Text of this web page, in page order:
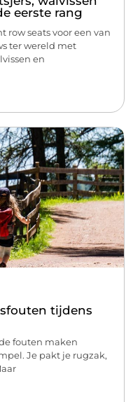
eerste rang
row seats voor een van
ter wereld met
en
tijdens
fouten maken
Je pakt je rugzak,